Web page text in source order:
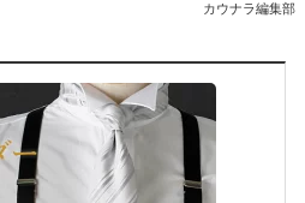
カウナラ編集部